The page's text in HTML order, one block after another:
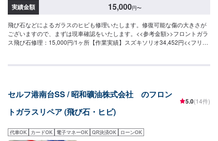
実績金額 15,000円〜
飛び石などによるガラスのヒビも修理いたします。修復可能な傷の大きさが
ございますので、まずは現車確認をいたします。<<参考金額>>フロントガラ
ス飛び石修理：15,000円/1ヶ所【作業実績】スズキソリオ34,452円<<フリー
>>代車も多数ご用意しております。お気軽にお申し付けください。<<経験豊
理の際もお客さまのお車を受け入れる体制が整っております。ご予約・ご来
セルフ港南台SS / 昭和礦油株式会社 のフロン
トガラスリペア (飛び石・ヒビ)
5.0(14件)
代車OK カードOK 電子マネーOK QR決済OK ローンOK